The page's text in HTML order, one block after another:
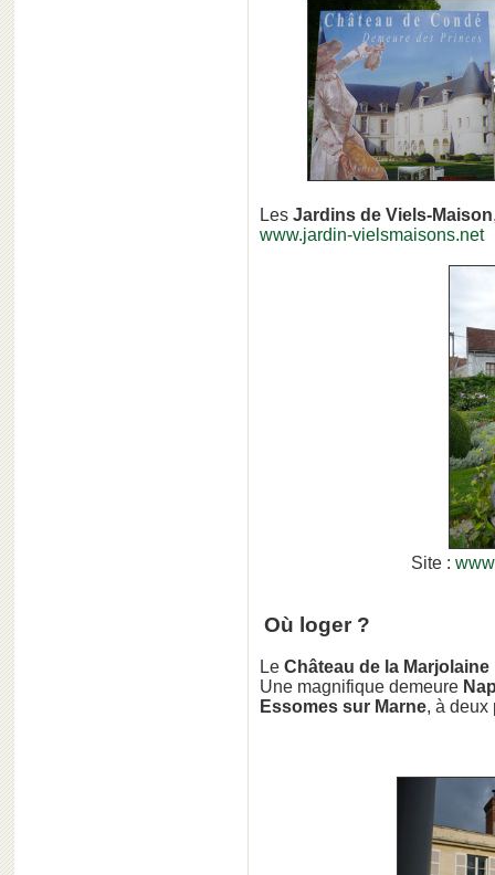
Les Jardins de Viels-Maison
www.jardin-vielsmaisons.net
Site :
Où loger ?
Le Château de la Marjolaine
Une magnifique demeure
Essomes sur Marne, à